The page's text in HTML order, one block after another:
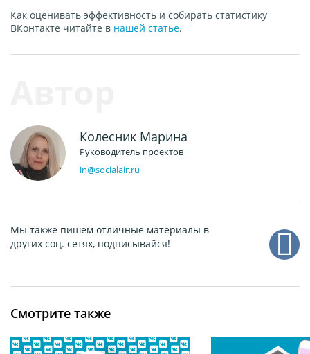
Как оценивать эффективность и собирать статистику
ВКонтакте читайте в нашей статье.
Колесник Марина
Руководитель проектов
in@socialair.ru
Мы также пишем отличные материалы в
других соц. сетях, подписывайся!
Смотрите также